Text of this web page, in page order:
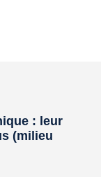
: leur
(milieu